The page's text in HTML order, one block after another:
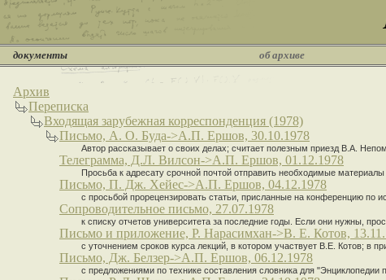
документы об архиве
Архив
Переписка
Входящая зарубежная корреспонденция (1978)
Письмо, А. О. Буда->А.П. Ершов, 30.10.1978
Автор рассказывает о своих делах; считает полезным приезд В.А.
Телеграмма, Д.Л. Вилсон->А.П. Ершов, 01.12.1978
Просьба к адресату срочной почтой отправить необходимые материалы
Письмо, П. Дж. Хейес->А.П. Ершов, 04.12.1978
с просьбой прорецензировать статьи, присланные на конференцию по
Сопроводительное письмо, 27.07.1978
к списку отчетов университета за последние годы. Если они нужны,
Письмо и приложение, Р. Нарасимхан->В. Е. Котов,
с уточнением сроков курса лекций, в котором участвует В.Е. Котов; в
Письмо, Дж. Белзер->А.П. Ершов, 06.12.1978
с предложениями по технике составления словника для "Энциклопедии